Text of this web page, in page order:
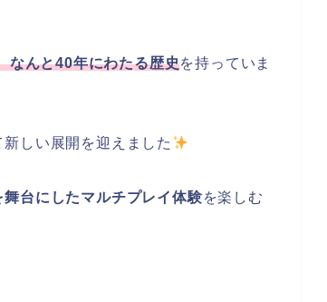
なんと40年にわたる歴史を持っていま
しい展開を迎えました
台にしたマルチプレイ体験を楽しむ